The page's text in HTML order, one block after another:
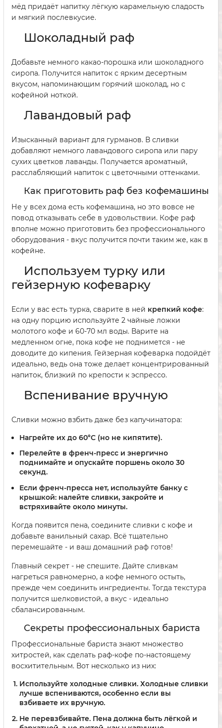
мёд придаёт напитку лёгкую карамельную сладость
и мягкий послевкусие.
Шоколадный раф
Добавьте немного какао-порошка или шоколадного
сиропа. Получится напиток с ярким десертным
вкусом, напоминающим горячий шоколад, но с
кофейной ноткой.
Лавандовый раф
Изысканный вариант для гурманов. В сливки
добавляют немного лавандового сиропа или пару
сухих цветков лаванды. Получается ароматный,
расслабляющий напиток с цветочными оттенками.
Как приготовить раф без кофемашины
Не у всех дома есть кофемашина, но это вовсе не
повод отказывать себе в удовольствии. Кофе раф
вполне можно приготовить без профессионального
оборудования - вкус получится почти таким же, как в
кофейне.
Используем турку или
гейзерную кофеварку
Если у вас есть турка, сварите в ней крепкий кофе:
на одну порцию используйте 2 чайные ложки
молотого кофе и 60-70 мл воды. Варите на
медленном огне, пока кофе не поднимется - не
доводите до кипения. Гейзерная кофеварка подойдёт
идеально, ведь она тоже делает концентрированный
напиток, близкий по крепости к эспрессо.
Вспенивание вручную
Сливки можно взбить даже без капучинатора:
Нагрейте их до 60°C (но не кипятите).
Перелейте в френч-пресс и энергично
поднимайте и опускайте поршень около 30
секунд.
Если френч-пресса нет, используйте банку с
крышкой: налейте сливки, закройте и
встряхивайте около минуты.
Когда появится пена, соедините сливки с кофе и
добавьте ванильный сахар. Всё тщательно
перемешайте - и ваш домашний раф готов!
Главный секрет - не спешите. Дайте сливкам
нагреться равномерно, а кофе немного остыть,
прежде чем соединить ингредиенты. Тогда текстура
получится шелковистой, а вкус - идеально
сбалансированным.
Секреты профессиональных бариста
Профессиональные бариста знают множество
хитростей, как сделать раф-кофе по-настоящему
восхитительным. Вот несколько из них:
Используйте холодные сливки. Холодные сливки
лучше вспениваются, особенно если вы
взбиваете их вручную.
Не перевзбивайте. Пена должна быть лёгкой и